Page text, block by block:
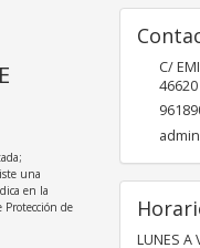
una
en la
de
C/
46620
LUNES A